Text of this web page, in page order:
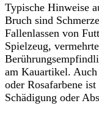
Typische Hinweise
Bruch sind
Fallenlassen von
Spielzeug,
am Kauartikel. Auch
oder Rosafarbene
Schädigung oder